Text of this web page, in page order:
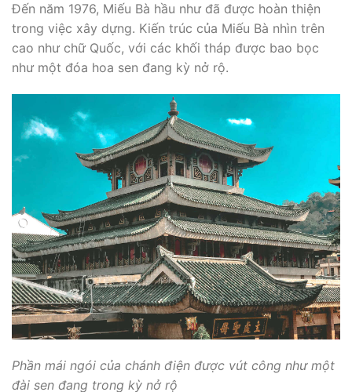
Đến năm 1976, Miếu Bà hầu như đã được hoàn thiện
trong việc xây dựng. Kiến trúc của Miếu Bà nhìn trên
cao như chữ Quốc, với các khối tháp được bao bọc
như một đóa hoa sen đang kỳ nở rộ.
Phần mái ngói của chánh điện được vút công như một
đài sen đang trong kỳ nở rộ